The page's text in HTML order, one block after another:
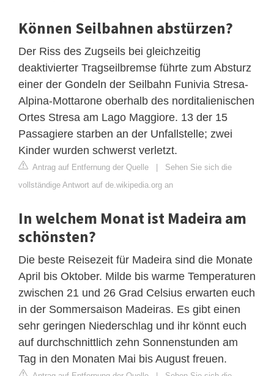
Können Seilbahnen abstürzen?
Der Riss des Zugseils bei gleichzeitig
deaktivierter Tragseilbremse führte zum Absturz
einer der Gondeln der Seilbahn Funivia Stresa-
Alpina-Mottarone oberhalb des norditalienischen
Ortes Stresa am Lago Maggiore. 13 der 15
Passagiere starben an der Unfallstelle; zwei
Kinder wurden schwerst verletzt.
Antrag auf Entfernung der Quelle | Sehen Sie sich die
vollständige Antwort auf de.wikipedia.org an
In welchem Monat ist Madeira am
schönsten?
Die beste Reisezeit für Madeira sind die Monate
April bis Oktober. Milde bis warme Temperaturen
zwischen 21 und 26 Grad Celsius erwarten euch
in der Sommersaison Madeiras. Es gibt einen
sehr geringen Niederschlag und ihr könnt euch
auf durchschnittlich zehn Sonnenstunden am
Tag in den Monaten Mai bis August freuen.